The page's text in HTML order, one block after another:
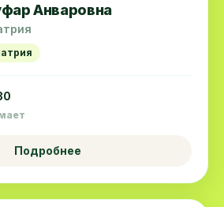
Анваровна
Подробнее